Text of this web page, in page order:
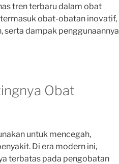
tren terbaru dalam obat
obat-obatan inovatif,
serta dampak penggunaannya
Obat
untuk mencegah,
Di era modern ini,
terbatas pada pengobatan